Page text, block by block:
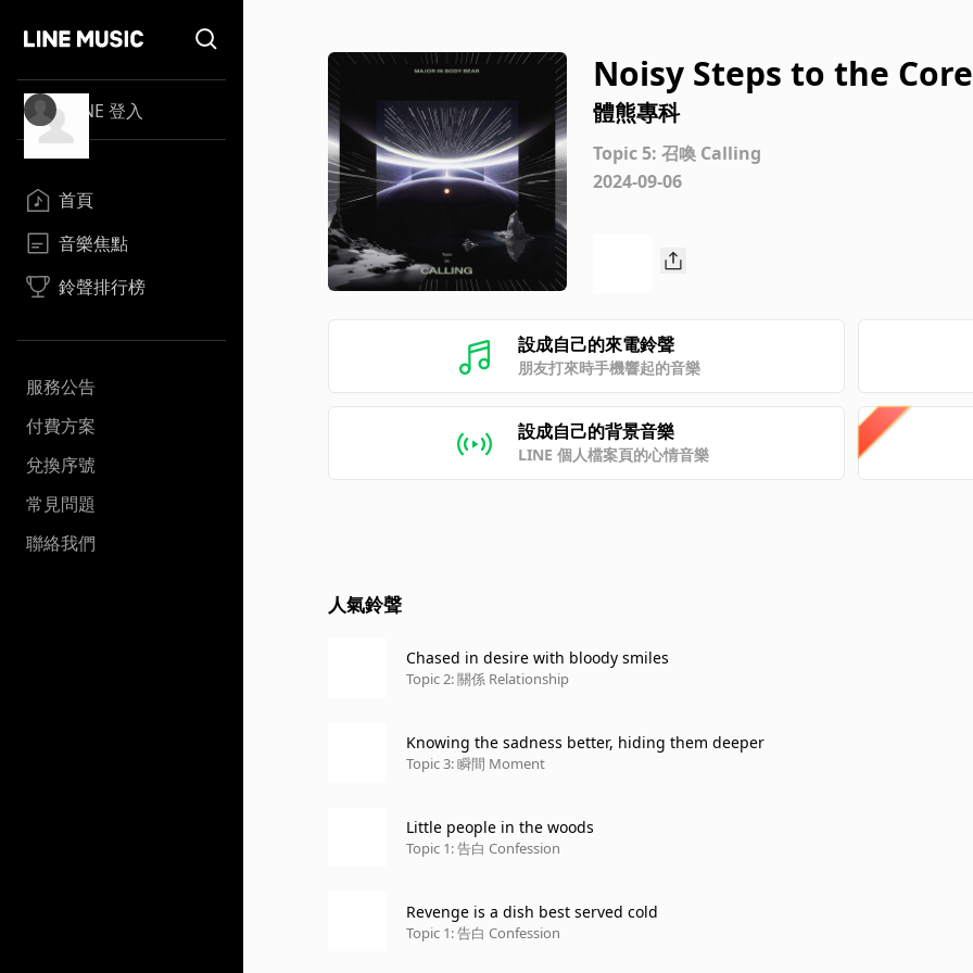
LINE 登入
首頁
音樂焦點
鈴聲排行榜
服務公告
付費方案
兌換序號
常見問題
聯絡我們
Noisy Steps to the Core
體熊專科
Topic 5: 召喚 Calling
2024-09-06
設成自己的來電鈴聲
朋友打來時手機響起的音樂
設成自己的背景音樂
LINE 個人檔案頁的心情音樂
人氣鈴聲
Chased in desire with bloody smiles
Topic 2: 關係 Relationship
Knowing the sadness better, hiding them deeper
Topic 3: 瞬間 Moment
Little people in the woods
Topic 1: 告白 Confession
Revenge is a dish best served cold
Topic 1: 告白 Confession